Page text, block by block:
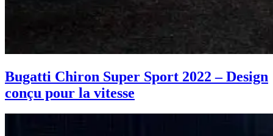
Bugatti Chiron Super Sport 2022 – Design
conçu pour la vitesse